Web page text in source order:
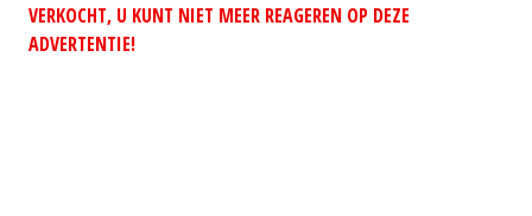
VERKOCHT, U KUNT NIET MEER REAGEREN OP DEZE
ADVERTENTIE!